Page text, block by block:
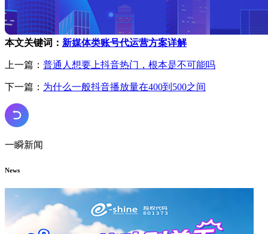
本文关键词： 新媒体类账号代运营方案详解
上一篇： 普通人想要上抖音热门，根本是不可能吗
下一篇： 为什么一般抖音播放量在400到500之间
一瞬新闻
News